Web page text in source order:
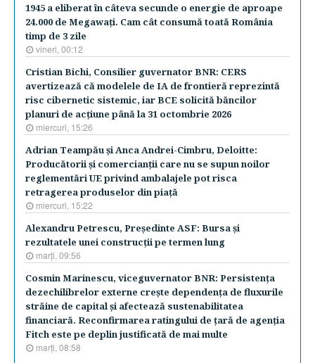
1945 a eliberat în câteva secunde o energie de aproape
24.000 de Megawaţi. Cam cât consumă toată România
timp de 3 zile
vineri, 00:12
Cristian Bichi, Consilier guvernator BNR: CERS
avertizează că modelele de IA de frontieră reprezintă
risc cibernetic sistemic, iar BCE solicită băncilor
planuri de acţiune până la 31 octombrie 2026
miercuri, 15:26
Adrian Teampău şi Anca Andrei-Cimbru, Deloitte:
Producătorii şi comercianţii care nu se supun noilor
reglementări UE privind ambalajele pot risca
retragerea produselor din piaţă
miercuri, 15:22
Alexandru Petrescu, Preşedinte ASF: Bursa şi
rezultatele unei construcţii pe termen lung
marţi, 09:56
Cosmin Marinescu, viceguvernator BNR: Persistenţa
dezechilibrelor externe creşte dependenţa de fluxurile
străine de capital şi afectează sustenabilitatea
financiară. Reconfirmarea ratingului de ţară de agenţia
Fitch este pe deplin justificată de mai multe
marţi, 08:58